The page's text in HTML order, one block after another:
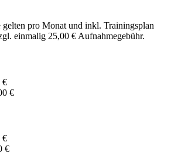
pro Monat und inkl. Trainingsplan
einmalig 25,00 € Aufnahmegebühr.
€
€
€
€